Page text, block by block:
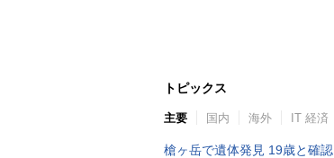
トピックス
主要 国内 海外 IT 経済
槍ヶ岳で遺体発見 19歳と確認